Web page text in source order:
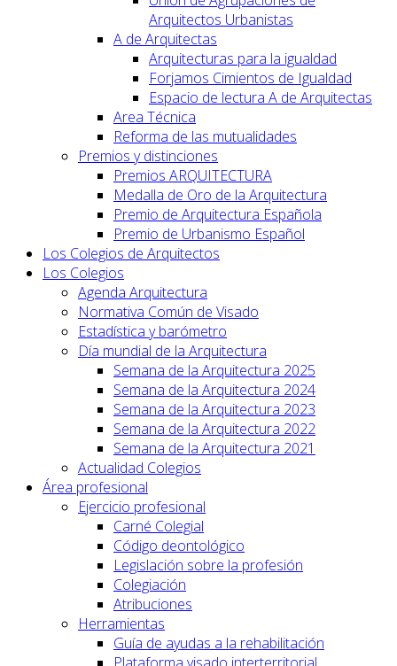
Arquitectos Urbanistas
A de Arquitectas
Arquitecturas para la igualdad
Forjamos Cimientos de Igualdad
Espacio de lectura A de Arquitectas
Area Técnica
Reforma de las mutualidades
Premios y distinciones
Premios ARQUITECTURA
Medalla de Oro de la Arquitectura
Premio de Arquitectura Española
Premio de Urbanismo Español
Los Colegios de Arquitectos
Los Colegios
Agenda Arquitectura
Normativa Común de Visado
Estadística y barómetro
Día mundial de la Arquitectura
Semana de la Arquitectura 2025
Semana de la Arquitectura 2024
Semana de la Arquitectura 2023
Semana de la Arquitectura 2022
Semana de la Arquitectura 2021
Actualidad Colegios
Área profesional
Ejercicio profesional
Carné Colegial
Código deontológico
Legislación sobre la profesión
Colegiación
Atribuciones
Herramientas
Guía de ayudas a la rehabilitación